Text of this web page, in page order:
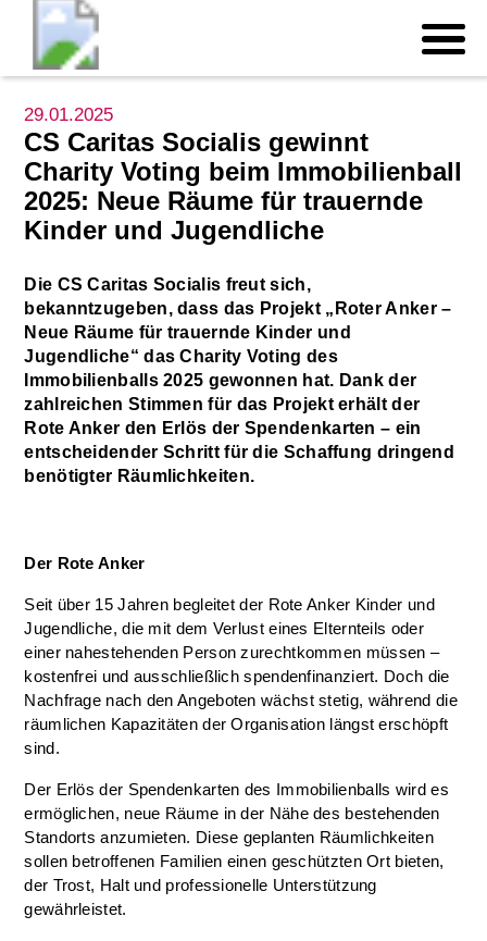
29.01.2025
CS Caritas Socialis gewinnt
Charity Voting beim Immobilienball
2025: Neue Räume für trauernde
Kinder und Jugendliche
Die CS Caritas Socialis freut sich,
bekanntzugeben, dass das Projekt „Roter Anker –
Neue Räume für trauernde Kinder und
Jugendliche“ das Charity Voting des
Immobilienballs 2025 gewonnen hat. Dank der
zahlreichen Stimmen für das Projekt erhält der
Rote Anker den Erlös der Spendenkarten – ein
entscheidender Schritt für die Schaffung dringend
benötigter Räumlichkeiten.
Der Rote Anker
Seit über 15 Jahren begleitet der Rote Anker Kinder und
Jugendliche, die mit dem Verlust eines Elternteils oder
einer nahestehenden Person zurechtkommen müssen –
kostenfrei und ausschließlich spendenfinanziert. Doch die
Nachfrage nach den Angeboten wächst stetig, während die
räumlichen Kapazitäten der Organisation längst erschöpft
sind.
Der Erlös der Spendenkarten des Immobilienballs wird es
ermöglichen, neue Räume in der Nähe des bestehenden
Standorts anzumieten. Diese geplanten Räumlichkeiten
sollen betroffenen Familien einen geschützten Ort bieten,
der Trost, Halt und professionelle Unterstützung
gewährleistet.